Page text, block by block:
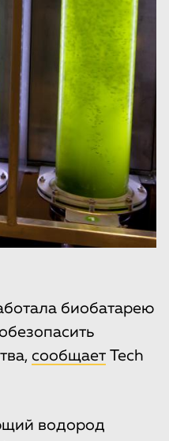
биобатарею
сообщает Tech
водород